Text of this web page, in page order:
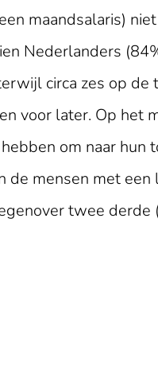
maandsalaris)
Nederlanders
circa zes op de
voor later. Op het
om naar hun
de mensen met een
twee derde